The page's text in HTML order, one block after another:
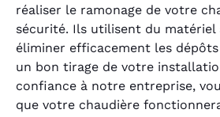
réaliser le ramonage de votre
sécurité. Ils utilisent du matériel
éliminer efficacement les
un bon tirage de votre
confiance à notre entreprise,
que votre chaudière